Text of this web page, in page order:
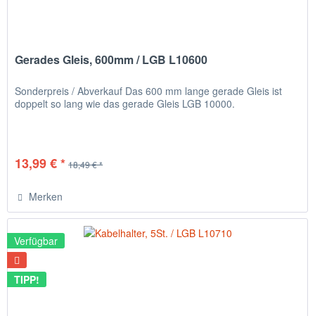
Gerades Gleis, 600mm / LGB L10600
Sonderpreis / Abverkauf Das 600 mm lange gerade Gleis ist
doppelt so lang wie das gerade Gleis LGB 10000.
13,99 € * 18,49 € *
Merken
Verfügbar
TIPP!